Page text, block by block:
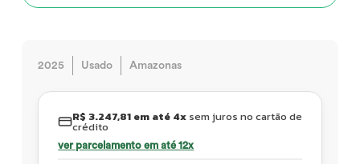
2025 Usado Amazonas
R$ 3.247,81 em até 4xsem juros no cartão de
crédito
ver parcelamento em até 12x